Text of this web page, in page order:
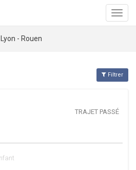
Menu
Lyon - Rouen
Filtrer
TRAJET PASSÉ